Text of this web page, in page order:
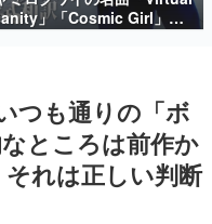
情熱を探っていきます。
チャーに与えた影響を探る企
業史
ける主要なトピック・タイト
のインタビューや識者による
一望できる決定版！
」「Cosmic Girl」
Heat」公式日本語字
つも通りの「ボ
ところは前作か
れは正しい判断